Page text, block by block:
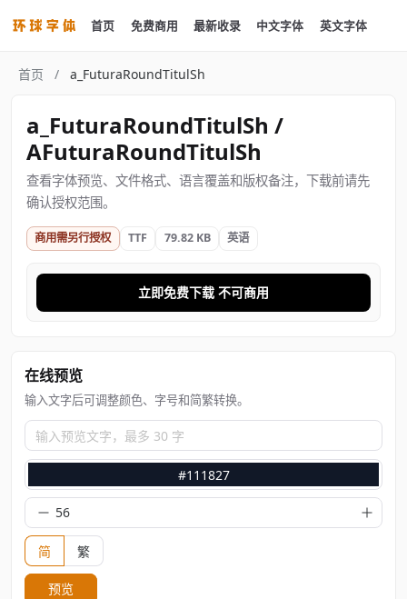
首页 免费商用 最新收录 中文字体 英文字体
首页 / a_FuturaRoundTitulSh
a_FuturaRoundTitulSh /
AFuturaRoundTitulSh
查看字体预览、文件格式、语言覆盖和版权备注，下载前请先
确认授权范围。
商用需另行授权 TTF 79.82 KB 英语
立即免费下载 不可商用
在线预览
输入文字后可调整颜色、字号和简繁转换。
输入预览文字，最多 30 字
#111827
简 繁
预览